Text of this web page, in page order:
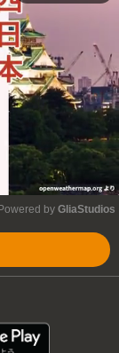
Powered by GliaStudios